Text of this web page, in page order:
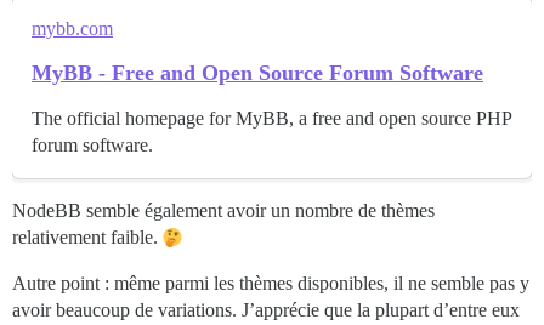
mybb.com
MyBB - Free and Open Source Forum Software
The official homepage for MyBB, a free and open source PHP
forum software.
NodeBB semble également avoir un nombre de thèmes
relativement faible.
Autre point : même parmi les thèmes disponibles, il ne semble pas y
avoir beaucoup de variations. J’apprécie que la plupart d’entre eux